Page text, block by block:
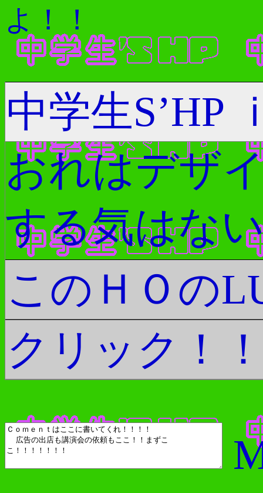
よ！！
中学生S’HP
おれはデザ
する気はな
もガンガン
るしそうい
気づいてく
対策もしっ
このＨＯの
クリック！